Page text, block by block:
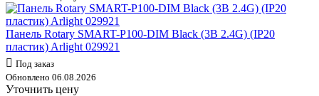
Панель Rotary SMART-P100-DIM Black (3В 2.4G) (IP20
пластик) Arlight 029921
Под заказ
Обновлено 06.08.2026
Уточнить цену